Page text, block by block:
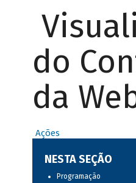
do
da
Ações
NESTA SEÇÃO
Programação